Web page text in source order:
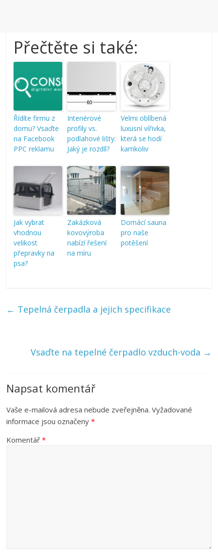
Přečtěte si také:
Řídíte firmu z
domu? Vsaďte
na Facebook
PPC reklamu
Interiérové
profily vs.
podlahové lišty:
Jaký je rozdíl?
Velmi oblíbená
luxusní vířivka,
která se hodí
kamkoliv
Jak vybrat
vhodnou
velikost
přepravky na
psa?
Zakázková
kovovýroba
nabízí řešení
na míru
Domácí sauna
pro naše
potěšení
← Tepelná čerpadla a jejich specifikace
Vsaďte na tepelné čerpadlo vzduch-voda →
Napsat komentář
Vaše e-mailová adresa nebude zveřejněna. Vyžadované
informace jsou označeny*
Komentář*